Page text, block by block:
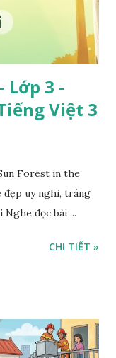
Lớp 3 -
Việt 3
Forest in the
đẹp uy nghi, tráng
đọc bài ...
CHI TIẾT »